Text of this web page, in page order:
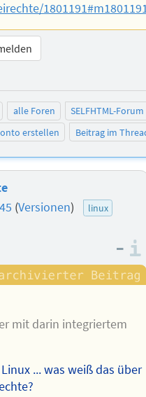
alle Foren
SELFHTML-Forum
erstellen
Beitrag im
(Versionen)
linux
–
mit darin integriertem
... was weiß das über